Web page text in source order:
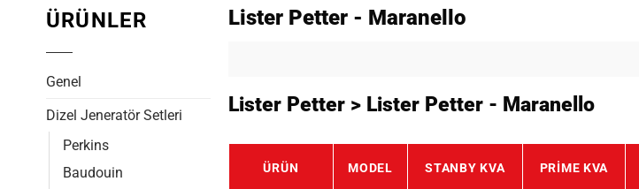
ÜRÜNLER
Genel
Dizel Jeneratör Setleri
Perkins
Baudouin
Lister Petter - Maranello
Lister Petter > Lister Petter - Maranello
ÜRÜN MODEL STANBY KVA PRIME KVA